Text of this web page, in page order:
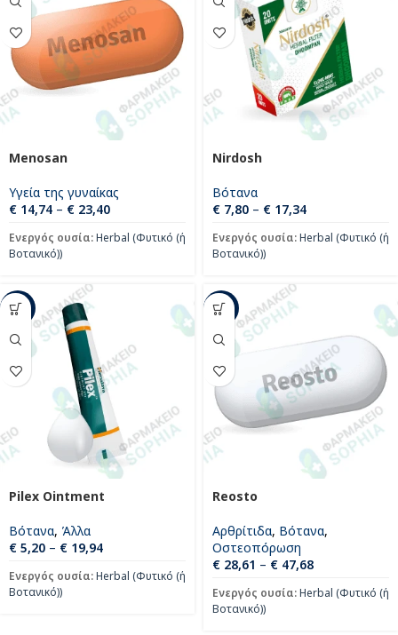
Menosan
Υγεία της γυναίκας
€ 14,74 – € 23,40
Ενεργός ουσία:Herbal (Φυτικό (ή
Βοτανικό))
Nirdosh
Βότανα
€ 7,80 – € 17,34
Ενεργός ουσία:Herbal (Φυτικό (ή
Βοτανικό))
-23%
Pilex Ointment
Βότανα, Άλλα
€ 5,20 – € 19,94
Ενεργός ουσία:Herbal (Φυτικό (ή
Βοτανικό))
-17%
Reosto
Αρθρίτιδα, Βότανα,
Οστεοπόρωση
€ 28,61 – € 47,68
Ενεργός ουσία:Herbal (Φυτικό (ή
Βοτανικό))